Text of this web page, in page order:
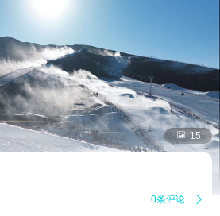
 15
0条评论 